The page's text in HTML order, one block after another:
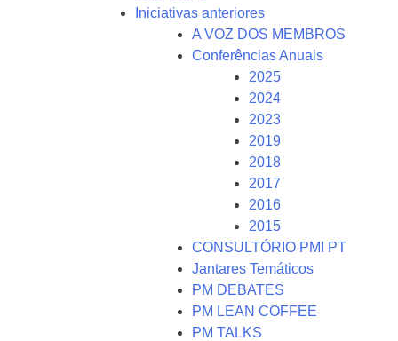
Iniciativas anteriores
A VOZ DOS MEMBROS
Conferências Anuais
2025
2024
2023
2019
2018
2017
2016
2015
CONSULTÓRIO PMI PT
Jantares Temáticos
PM DEBATES
PM LEAN COFFEE
PM TALKS